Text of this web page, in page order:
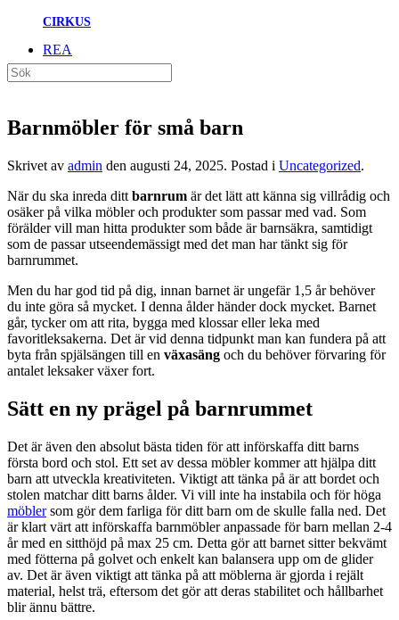
CIRKUS
REA
Barnmöbler för små barn
Skrivet av admin den augusti 24, 2025. Postad i Uncategorized.
När du ska inreda ditt barnrum är det lätt att känna sig villrådig och
osäker på vilka möbler och produkter som passar med vad. Som
förälder vill man hitta produkter som både är barnsäkra, samtidigt
som de passar utseendemässigt med det man har tänkt sig för
barnrummet.
Men du har god tid på dig, innan barnet är ungefär 1,5 år behöver
du inte göra så mycket. I denna ålder händer dock mycket. Barnet
går, tycker om att rita, bygga med klossar eller leka med
favoritleksakerna. Det är vid denna tidpunkt man kan fundera på att
byta från spjälsängen till en växasäng och du behöver förvaring för
antalet leksaker växer fort.
Sätt en ny prägel på barnrummet
Det är även den absolut bästa tiden för att införskaffa ditt barns
första bord och stol. Ett set av dessa möbler kommer att hjälpa ditt
barn att utveckla kreativiteten. Viktigt att tänka på är att bordet och
stolen matchar ditt barns ålder. Vi vill inte ha instabila och för höga
möblersom gör dem farliga för ditt barn om de skulle falla ned. Det
är klart värt att införskaffa barnmöbler anpassade för barn mellan 2-4
år med en sitthöjd på max 25 cm. Detta gör att barnet sitter bekvämt
med fötterna på golvet och enkelt kan balansera upp om de glider
av. Det är även viktigt att tänka på att möblerna är gjorda i rejält
material, helst trä, eftersom det gör att deras stabilitet och hållbarhet
blir ännu bättre.